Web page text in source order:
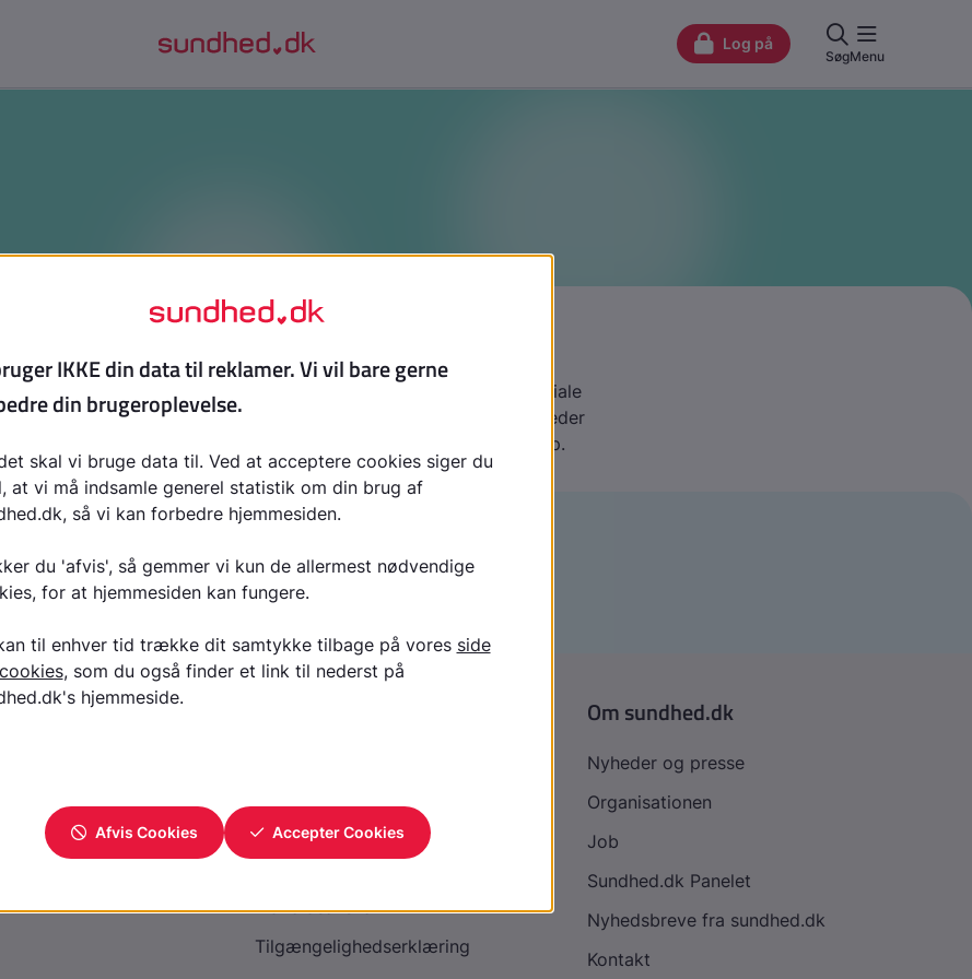
du din krop med andres?
hvis du ofte sammenligner din krop med andres - især på sociale
med at føle dig forkert. Du får hjælp til at forstå, hvorfor billeder
dig så meget, og idéer til at få et mere roligt syn på din egen krop.
Læs tekst på GirlTalk